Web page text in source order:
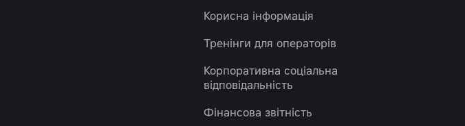
Корисна інформація
Тренінги для операторів
Корпоративна соціальна
відповідальність
Фінансова звітність